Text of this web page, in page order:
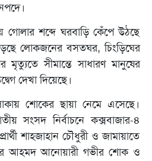
গোলার শব্দে ঘরবাড়ি কেঁপে উঠছে
লোকজনের বসতঘর, চিংড়িঘের
সীমান্তে সাধারণ মানুষের
দেখা দিয়েছে।
শোকের ছায়া নেমে এসেছে।
সংসদ নির্বাচনে কক্সবাজার-৪
শাহজাহান চৌধুরী ও জামায়াতে
নুর আহমদ আনোয়ারী গভীর শোক ও